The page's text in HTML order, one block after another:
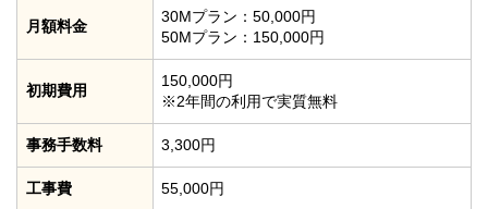
月額料金
30Mプラン：50,000円
50Mプラン：150,000円
初期費用
150,000円
※2年間の利用で実質無料
事務手数料 3,300円
工事費 55,000円